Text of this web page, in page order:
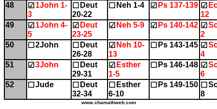
48
☑ 1John 1-
3
☐ Deut
20-22
☐ Neh 1-4 ☑ Ps 137-139 ☑
12
49
☑ 1John 4-
5
☑ Deut
23-25
☑ Neh 5-9 ☑ Ps 140-142 ☑
2
50
☐ 2John ☐ Deut
26-28
☑ Neh 10-
13
☐ Ps 143-145 ☑
4
51
☑ 3John ☐ Deut
29-31
☑ Esther
1-5
☐ Ps 146-148 ☑
6
52
☐ Jude ☐ Deut
32-34
☐ Esther
6-10
☐ Ps 149-150 ☐
8
www.chamathweb.com